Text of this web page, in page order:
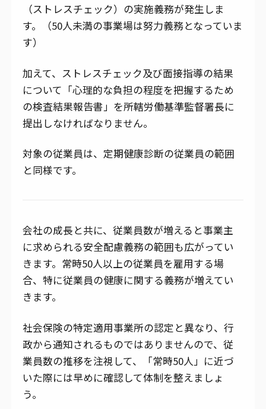
（ストレスチェック）の実施義務が発生しま
す。（50人未満の事業場は努力義務となっていま
す）
加えて、ストレスチェック及び面接指導の結果
について「心理的な負担の程度を把握するため
の検査結果報告書」を所轄労働基準監督署長に
提出しなければなりません。
対象の従業員は、定期健康診断の従業員の範囲
と同様です。
会社の成長と共に、従業員数が増えると事業主
に求められる安全配慮義務の範囲も広がってい
きます。常時50人以上の従業員を雇用する場
合、特に従業員の健康に関する義務が増えてい
きます。
社会保険の特定適用事業所の認定と異なり、行
政から通知されるものではありませんので、従
業員数の推移を注視して、「常時50人」に近づ
いた際には早めに確認して体制を整えましょ
う。